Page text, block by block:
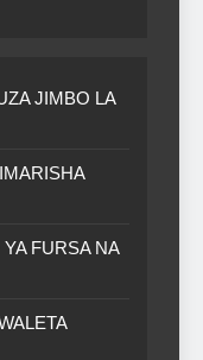
JIMBO LA
FURSA NA